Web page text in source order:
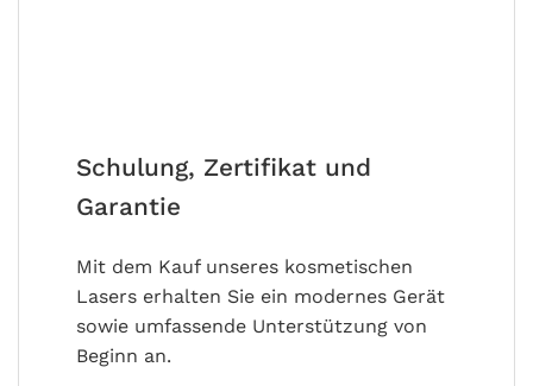
Schulung, Zertifikat und
Garantie
Mit dem Kauf unseres kosmetischen
Lasers erhalten Sie ein modernes Gerät
sowie umfassende Unterstützung von
Beginn an.